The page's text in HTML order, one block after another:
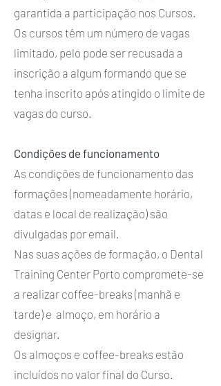
garantida a participação nos Cursos.
Os cursos têm um número de vagas
limitado, pelo pode ser recusada a
inscrição a algum formando que se
tenha inscrito após atingido o limite de
vagas do curso.
Condições de funcionamento
As condições de funcionamento das
formações (nomeadamente horário,
datas e local de realização) são
divulgadas por email.
Nas suas ações de formação, o Dental
Training Center Porto compromete-se
a realizar coffee-breaks (manhã e
tarde) e almoço, em horário a
designar.
Os almoços e coffee-breaks estão
incluídos no valor final do Curso.